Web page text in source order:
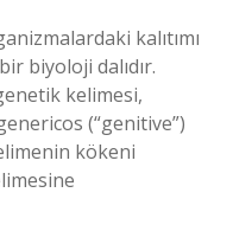
kalıtımı
biyoloji dalıdır.
kelimesi,
(“genitive”)
kökeni